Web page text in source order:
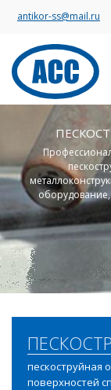
antikor-ss@mail.ru
пескоструйная
поверхностей